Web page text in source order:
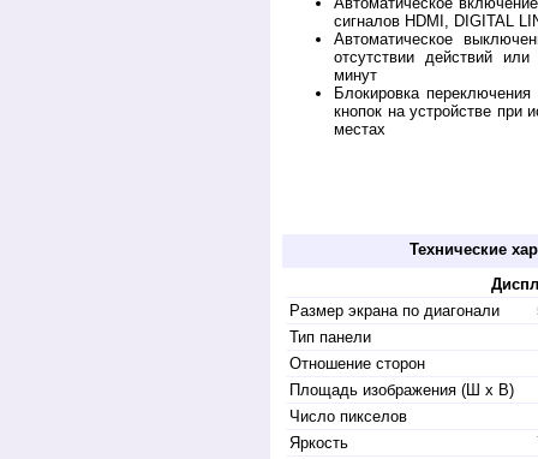
сигналов HDMI, DIGITAL
Автоматическое
отсутствии действий
минут
Блокировка
кнопок на устройстве при
местах
Технические
Размер экрана по диагонали
Тип панели
Отношение сторон
Площадь изображения (Ш x В)
Число пикселов
Яркость